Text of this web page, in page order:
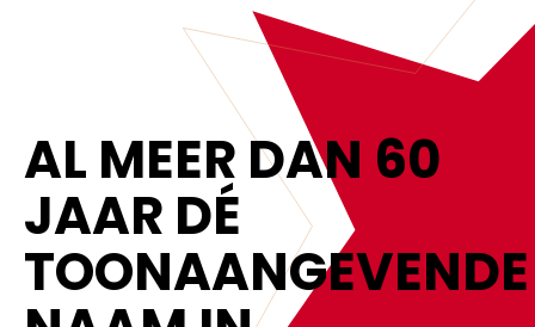
AL MEER DAN 60
JAAR DÉ
TOONAANGEVENDE